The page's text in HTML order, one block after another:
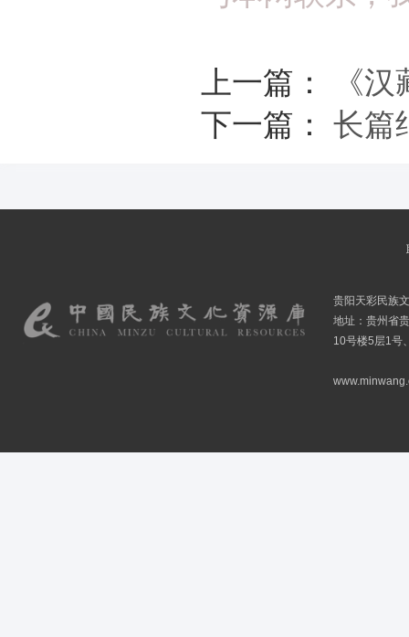
上一篇：
《
下一篇： 长篇
贵阳天彩民族
地址：贵州省
10号楼5层1号